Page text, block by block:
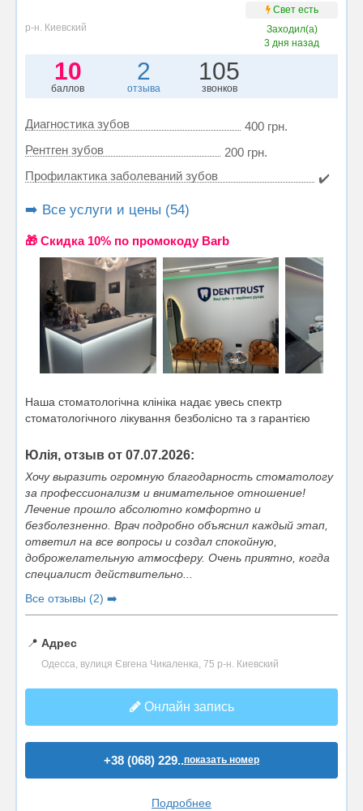
Свет есть
р-н. Киевский
Заходил(а)
3 дня назад
10
баллов
2
отзыва
105
звонков
Диагностика зубов
400 грн.
Рентген зубов
200 грн.
Профилактика заболеваний зубов
✔️
➡️ Все услуги и цены (54)
🎁 Cкидка 10% по промокоду Barb
Наша стоматологічна клініка надає увесь спектр
стоматологічного лікування безболісно та з гарантією
Юлія, отзыв от 07.07.2026:
Хочу выразить огромную благодарность стоматологу
за профессионализм и внимательное отношение!
Лечение прошло абсолютно комфортно и
безболезненно. Врач подробно объяснил каждый этап,
ответил на все вопросы и создал спокойную,
доброжелательную атмосферу. Очень приятно, когда
специалист действительно...
Все отзывы (2) ➡️
📍 Адрес
Одесса, вулиця Євгена Чикаленка, 75 р-н. Киевский
Онлайн запись
+38 (068) 229..показать номер
Подробнее